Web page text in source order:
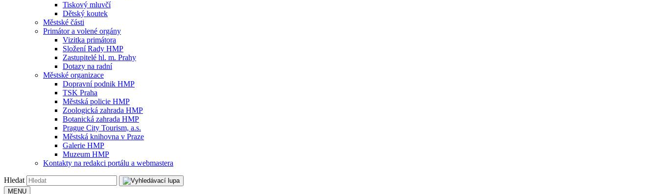
Tiskový mluvčí
Dětský koutek
Městské části
Primátor a volené orgány
Vizitka primátora
Složení Rady HMP
Zastupitelé hl. m. Prahy
Dotazy na radní
Městské organizace
Dopravní podnik HMP
TSK Praha
Městská policie HMP
Zoologická zahrada HMP
Botanická zahrada HMP
Prague City Tourism, a.s.
Městská knihovna v Praze
Galerie HMP
Muzeum HMP
Kontakty na redakci portálu a webmastera
Hledat
MENU